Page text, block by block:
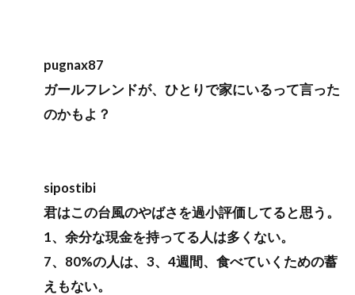
pugnax87
ガールフレンドが、ひとりで家にいるって言った
のかもよ？
sipostibi
君はこの台風のやばさを過小評価してると思う。
1、余分な現金を持ってる人は多くない。
7、80%の人は、3、4週間、食べていくための蓄
えもない。